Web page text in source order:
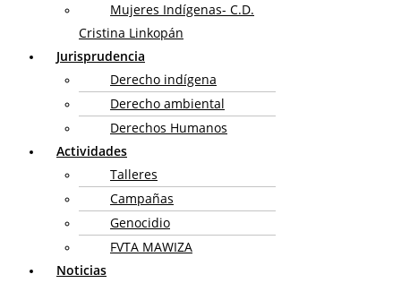
Mujeres Indígenas- C.D.
Cristina Linkopán
Jurisprudencia
Derecho indígena
Derecho ambiental
Derechos Humanos
Actividades
Talleres
Campañas
Genocidio
FVTA MAWIZA
Noticias